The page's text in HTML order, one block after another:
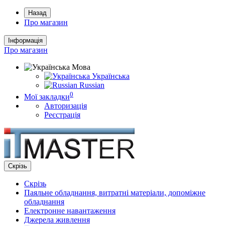
Назад
Про магазин
Інформація
Про магазин
Мова
Українська
Russian
Мої закладки0
Авторизація
Реєстрація
Скрізь
Скрізь
Паяльне обладнання, витратні матеріали, допоміжне
обладнання
Електронне навантаження
Джерела живлення